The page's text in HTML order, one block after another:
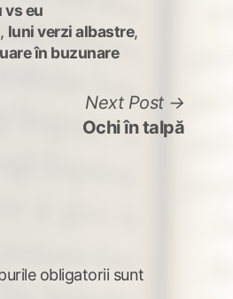
vs eu
, luni verzi albastre,
în buzunare
Next Post
post:
Ochi în talpă
obligatorii sunt